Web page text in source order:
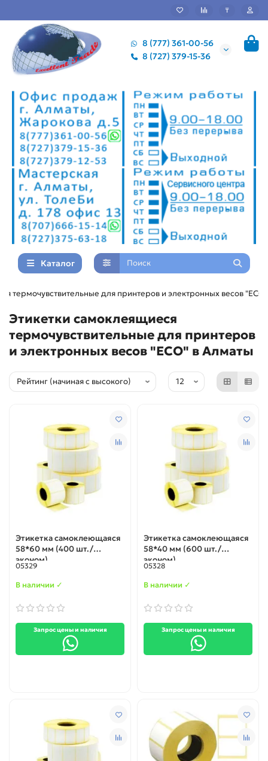
₸
8 (777) 361-00-56
8 (727) 379-15-36
Каталог
термочувствительные для принтеров и электронных весов "ЕСО"
Этикетки самоклеящиеся
термочувствительные для принтеров
и электронных весов "ЕСО" в Алматы
Этикетка самоклеющаяся
58*60 мм (400 шт./
эконом)
05329
В наличии ✓
Запрос цены и наличия
Этикетка самоклеющаяся
58*40 мм (600 шт./
эконом)
05328
В наличии ✓
Запрос цены и наличия